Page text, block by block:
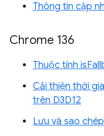
Thông tin cập
Chrome 136
Thuộc tính
Cải thiện thời
trên D3D12
Lưu và sao